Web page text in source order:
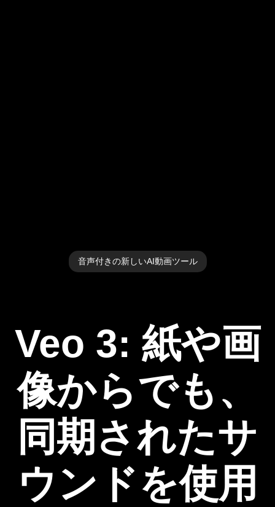
音声付きの新しいAI動画ツール
Veo 3: 紙や画
像からでも、
同期されたサ
ウンドを使用